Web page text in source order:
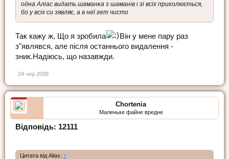
одна Аліас видать шаманка з шаманів і зі всіх приколюється,
бо у всіх си зявляє, а в неї гет чисто
Так кажу ж, Що я зробила
Він у мене пару раз
з"являвся, але після останнього видалення -
зник.Надіюсь, що назавжди.
24 чер 2008
Chortenia
Маленьке файне вредне
Відповідь: 12111
Цитата від Alias: ↑